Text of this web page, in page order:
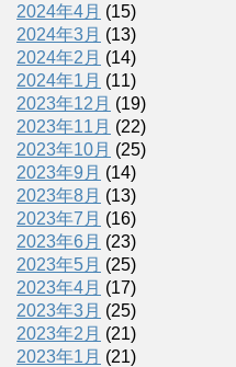
2024年4月 (15)
2024年3月 (13)
2024年2月 (14)
2024年1月 (11)
2023年12月 (19)
2023年11月 (22)
2023年10月 (25)
2023年9月 (14)
2023年8月 (13)
2023年7月 (16)
2023年6月 (23)
2023年5月 (25)
2023年4月 (17)
2023年3月 (25)
2023年2月 (21)
2023年1月 (21)